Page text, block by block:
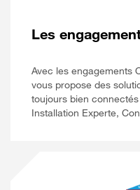
Les
Avec les engagements
vous propose des
toujours bien
Installation Experte,